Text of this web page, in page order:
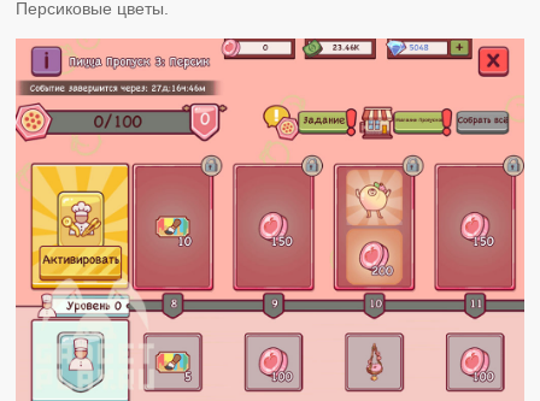
Персиковые цветы.